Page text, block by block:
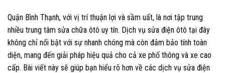
Quận Bình Thạnh, với vị trí thuận lợi và sầm uất, là nơi tập trung
nhiều trung tâm sửa chữa ôtô uy tín. Dịch vụ sửa điện ôtô tại đây
không chỉ nổi bật với sự nhanh chóng mà còn đảm bảo tính toàn
diện, mang đến giải pháp hiệu quả cho cả xe phổ thông và xe cao
cấp. Bài viết này sẽ giúp bạn hiểu rõ hơn về các dịch vụ sửa điện